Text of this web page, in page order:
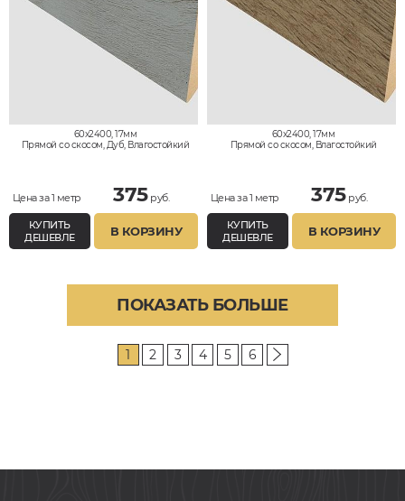
60x2400, 17мм
Прямой со скосом, Дуб, Влагостойкий
Цена за 1 метр 375руб.
КУПИТЬ
ДЕШЕВЛЕ
В КОРЗИНУ
60x2400, 17мм
Прямой со скосом, Влагостойкий
Цена за 1 метр 375руб.
КУПИТЬ
ДЕШЕВЛЕ
В КОРЗИНУ
ПОКАЗАТЬ БОЛЬШЕ
1 2 3 4 5 6